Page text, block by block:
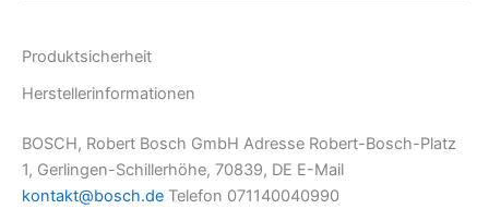
Produktsicherheit
Herstellerinformationen
BOSCH, Robert Bosch GmbH Adresse Robert-Bosch-Platz
1, Gerlingen-Schillerhöhe, 70839, DE E-Mail
kontakt@bosch.de Telefon 071140040990